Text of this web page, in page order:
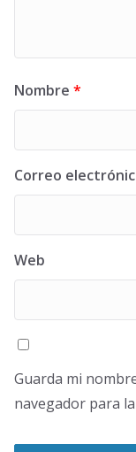
Nombre *
Correo
Web
Guarda mi
navegador para